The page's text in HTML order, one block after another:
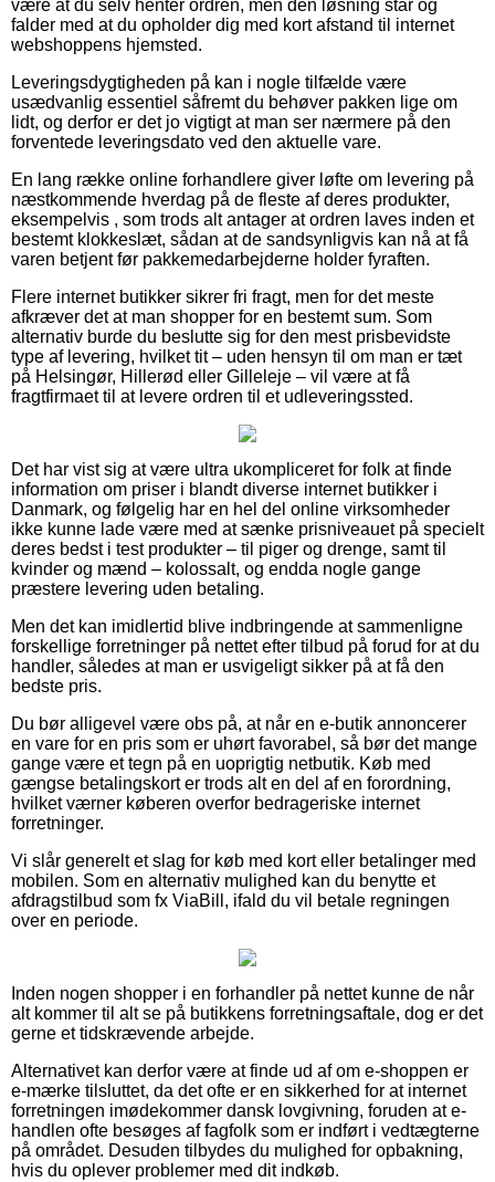
være at du selv henter ordren, men den løsning står og
falder med at du opholder dig med kort afstand til internet
webshoppens hjemsted.
Leveringsdygtigheden på kan i nogle tilfælde være
usædvanlig essentiel såfremt du behøver pakken lige om
lidt, og derfor er det jo vigtigt at man ser nærmere på den
forventede leveringsdato ved den aktuelle vare.
En lang række online forhandlere giver løfte om levering på
næstkommende hverdag på de fleste af deres produkter,
eksempelvis , som trods alt antager at ordren laves inden et
bestemt klokkeslæt, sådan at de sandsynligvis kan nå at få
varen betjent før pakkemedarbejderne holder fyraften.
Flere internet butikker sikrer fri fragt, men for det meste
afkræver det at man shopper for en bestemt sum. Som
alternativ burde du beslutte sig for den mest prisbevidste
type af levering, hvilket tit – uden hensyn til om man er tæt
på Helsingør, Hillerød eller Gilleleje – vil være at få
fragtfirmaet til at levere ordren til et udleveringssted.
Det har vist sig at være ultra ukompliceret for folk at finde
information om priser i blandt diverse internet butikker i
Danmark, og følgelig har en hel del online virksomheder
ikke kunne lade være med at sænke prisniveauet på specielt
deres bedst i test produkter – til piger og drenge, samt til
kvinder og mænd – kolossalt, og endda nogle gange
præstere levering uden betaling.
Men det kan imidlertid blive indbringende at sammenligne
forskellige forretninger på nettet efter tilbud på forud for at du
handler, således at man er usvigeligt sikker på at få den
bedste pris.
Du bør alligevel være obs på, at når en e-butik annoncerer
en vare for en pris som er uhørt favorabel, så bør det mange
gange være et tegn på en uoprigtig netbutik. Køb med
gængse betalingskort er trods alt en del af en forordning,
hvilket værner køberen overfor bedrageriske internet
forretninger.
Vi slår generelt et slag for køb med kort eller betalinger med
mobilen. Som en alternativ mulighed kan du benytte et
afdragstilbud som fx ViaBill, ifald du vil betale regningen
over en periode.
Inden nogen shopper i en forhandler på nettet kunne de når
alt kommer til alt se på butikkens forretningsaftale, dog er det
gerne et tidskrævende arbejde.
Alternativet kan derfor være at finde ud af om e-shoppen er
e-mærke tilsluttet, da det ofte er en sikkerhed for at internet
forretningen imødekommer dansk lovgivning, foruden at e-
handlen ofte besøges af fagfolk som er indført i vedtægterne
på området. Desuden tilbydes du mulighed for opbakning,
hvis du oplever problemer med dit indkøb.